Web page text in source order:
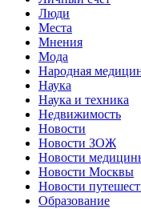
Люди
Места
Мнения
Мода
Народная
Наука
Наука и техника
Недвижимость
Новости
Новости ЗОЖ
Новости
Новости Москвы
Новости
Образование